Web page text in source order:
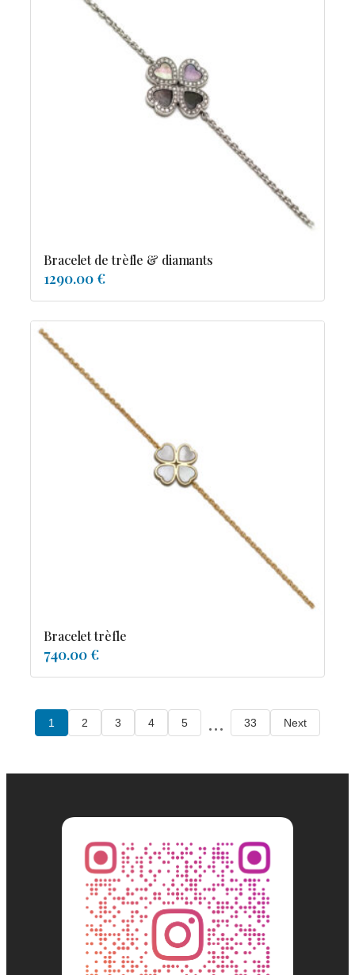
Bracelet de trèfle & diamants
1290.00 €
Bracelet trèfle
740.00 €
1 2 3 4 5 ... 33 Next